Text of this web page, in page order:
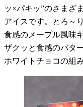
ッ×パキッ”のさまざ
アイスです。とろ～
食感のメープル風味
ザクッと食感のバタ
ホワイトチョコの組